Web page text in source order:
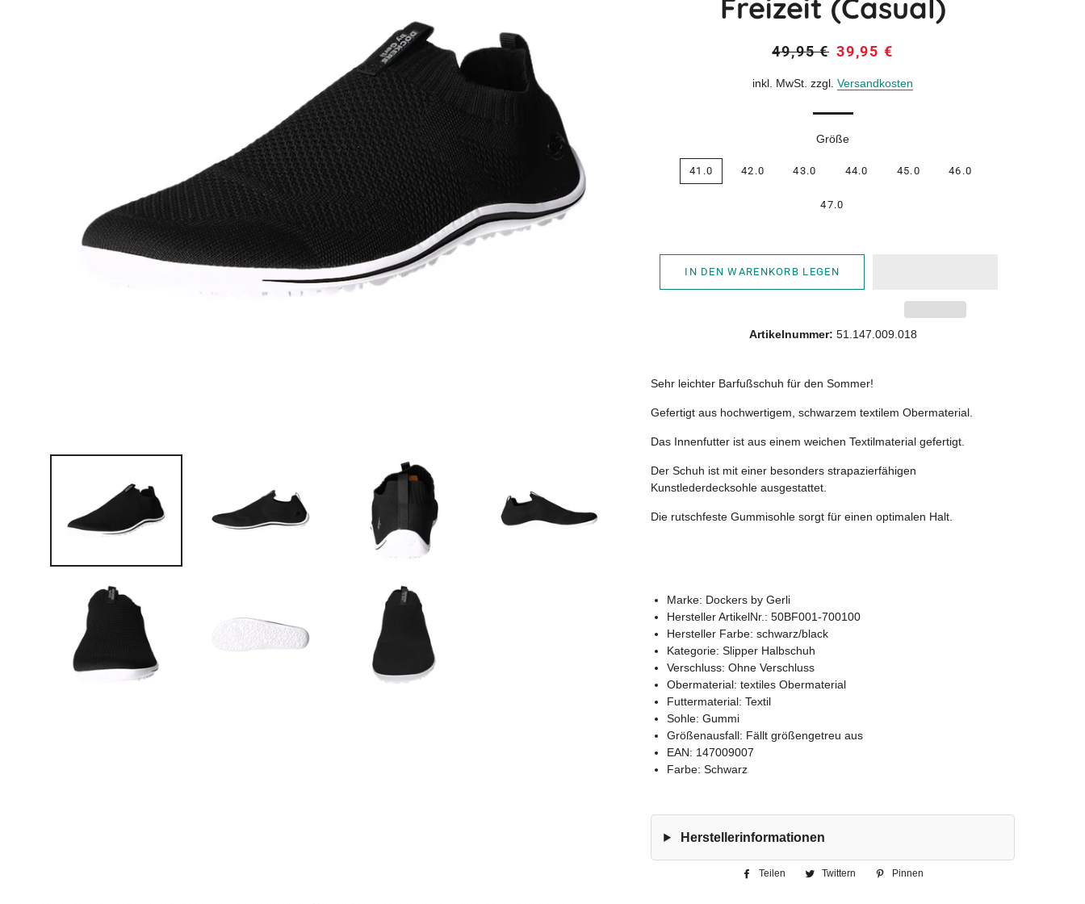
Freizeit (Casual)
Normaler
49,95 € Sonderpreis
39,95 €
inkl. MwSt. zzgl.Versandkosten
Größe
41.0 42.0 43.0 44.0 45.0 46.0
47.0
IN DEN WARENKORB LEGEN
Artikelnummer: 51.147.009.018
Sehr leichter Barfußschuh für den Sommer!
Gefertigt aus hochwertigem, schwarzem textilem Obermaterial.
Das Innenfutter ist aus einem weichen Textilmaterial gefertigt.
Der Schuh ist mit einer besonders strapazierfähigen
Kunstlederdecksohle ausgestattet.
Die rutschfeste Gummisohle sorgt für einen optimalen Halt.
Marke: Dockers by Gerli
Hersteller ArtikelNr.: 50BF001-700100
Hersteller Farbe: schwarz/black
Kategorie: Slipper Halbschuh
Verschluss: Ohne Verschluss
Obermaterial: textiles Obermaterial
Futtermaterial: Textil
Sohle: Gummi
Größenausfall: Fällt größengetreu aus
EAN: 147009007
Farbe: Schwarz
Herstellerinformationen
Teilen
Auf
Twittern
Auf
Pinnen